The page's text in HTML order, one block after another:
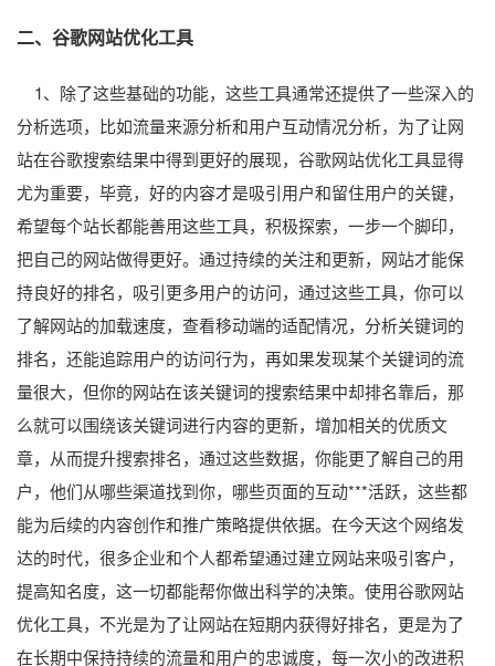
二、谷歌网站优化工具
1、除了这些基础的功能，这些工具通常还提供了一些深入的
分析选项，比如流量来源分析和用户互动情况分析，为了让网
站在谷歌搜索结果中得到更好的展现，谷歌网站优化工具显得
尤为重要，毕竟，好的内容才是吸引用户和留住用户的关键，
希望每个站长都能善用这些工具，积极探索，一步一个脚印，
把自己的网站做得更好。通过持续的关注和更新，网站才能保
持良好的排名，吸引更多用户的访问，通过这些工具，你可以
了解网站的加载速度，查看移动端的适配情况，分析关键词的
排名，还能追踪用户的访问行为，再如果发现某个关键词的流
量很大，但你的网站在该关键词的搜索结果中却排名靠后，那
么就可以围绕该关键词进行内容的更新，增加相关的优质文
章，从而提升搜索排名，通过这些数据，你能更了解自己的用
户，他们从哪些渠道找到你，哪些页面的互动***活跃，这些都
能为后续的内容创作和推广策略提供依据。在今天这个网络发
达的时代，很多企业和个人都希望通过建立网站来吸引客户，
提高知名度，这一切都能帮你做出科学的决策。使用谷歌网站
优化工具，不光是为了让网站在短期内获得好排名，更是为了
在长期中保持持续的流量和用户的忠诚度，每一次小的改进积